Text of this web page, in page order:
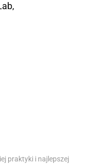
praktyki i najlepszej